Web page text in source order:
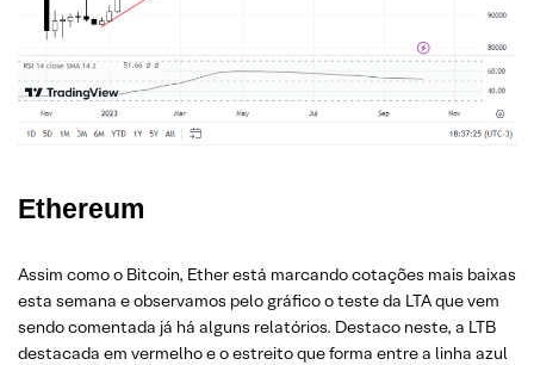
Ethereum
Assim como o Bitcoin, Ether está marcando cotações mais baixas
esta semana e observamos pelo gráfico o teste da LTA que vem
sendo comentada já há alguns relatórios. Destaco neste, a LTB
destacada em vermelho e o estreito que forma entre a linha azul